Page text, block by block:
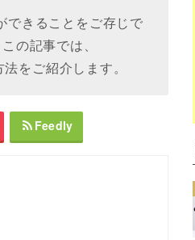
きることをご存じで
の記事では、
をご紹介します。
Feedly